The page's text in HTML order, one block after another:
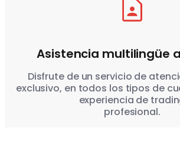
Asistencia multilingüe
Disfrute de un servicio de
exclusivo, en todos los tipos de
experiencia de
profesional.